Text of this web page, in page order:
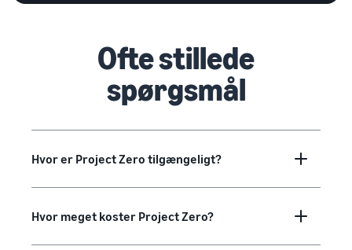
Ofte stillede
spørgsmål
Hvor er Project Zero tilgængeligt?
Hvor meget koster Project Zero?